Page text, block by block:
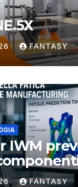
FANTASY
IWM
in
FANTASY